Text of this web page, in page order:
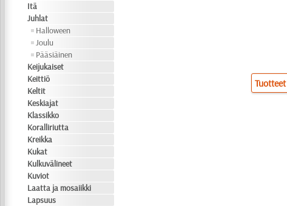
Itä
Juhlat
Halloween
Joulu
Pääsiäinen
Keijukaiset
Keittiö
Keltit
Keskiajat
Klassikko
Koralliriutta
Kreikka
Kukat
Kulkuvälineet
Kuviot
Laatta ja mosaiikki
Lapsuus
Tuotteet